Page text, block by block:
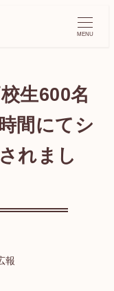
MENU
生600名
間にてシ
れまし
報